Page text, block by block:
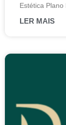
Estética Plano
LER MAIS